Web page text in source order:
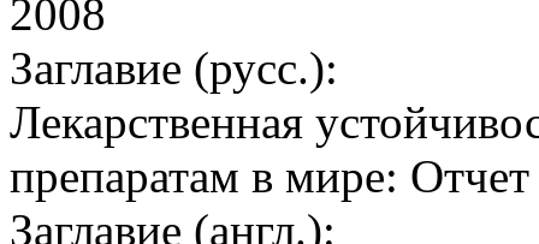
2008
Заглавие (русс.):
Лекарственная
препаратам в мире:
Заглавие (англ.):